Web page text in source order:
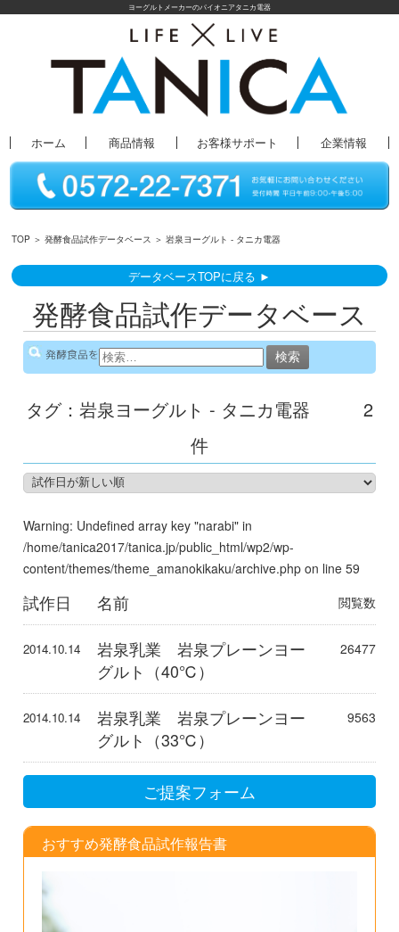
ヨーグルトメーカーのパイオニアタニカ電器
ホーム 商品情報 お客様サポート 企業情報
TOP ＞発酵食品試作データベース ＞ 岩泉ヨーグルト - タニカ電器
データベースTOPに戻る ►
発酵食品試作データベース
発酵食品を検
索:
タグ：岩泉ヨーグルト - タニカ電器
2
件
Warning: Undefined array key "narabi" in
/home/tanica2017/tanica.jp/public_html/wp2/wp-
content/themes/theme_amanokikaku/archive.php on line59
試作日 名前 閲覧数
2014.10.14
岩泉乳業 岩泉プレーンヨー
グルト（40℃）
26477
2014.10.14
岩泉乳業 岩泉プレーンヨー
グルト（33℃）
9563
ご提案フォーム
おすすめ発酵食品試作報告書